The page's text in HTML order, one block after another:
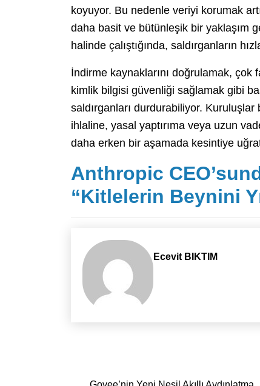
koyuyor. Bu nedenle veriyi korumak
daha basit ve bütünleşik bir yaklaşım
halinde çalıştığında, saldırganların
İndirme kaynaklarını doğrulamak,
kimlik bilgisi güvenliği sağlamak gibi
saldırganları durdurabiliyor. Kuruluşlar
ihlaline, yasal yaptırıma veya uzun
daha erken bir aşamada kesintiye
Anthropic
“Kitlelerin Beynini
Ecevit BIKTIM
Yazı dolaşımı